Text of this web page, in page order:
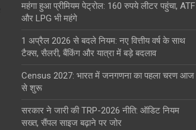
महंगा हुआ प्रीमियम पेट्रोल: 160 रुपये लीटर पहुंचा, ATF
और LPG भी महंगे
1 अप्रैल 2026 से बदले नियम: नए वित्तीय वर्ष के साथ
टैक्स, सैलरी, बैंकिंग और यात्रा में बड़े बदलाव
Census 2027: भारत में जनगणना का पहला चरण आज
से शुरू
सरकार ने जारी की TRP-2026 नीति: ऑडिट नियम
सख्त, सैंपल साइज बढ़ाने पर जोर